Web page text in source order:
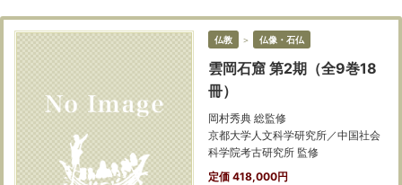
仏教 ＞ 仏像・石仏
雲岡石窟 第2期（全9巻18
冊）
岡村秀典 総監修
京都大学人文科学研究所／中国社会
科学院考古研究所 監修
定価 418,000円